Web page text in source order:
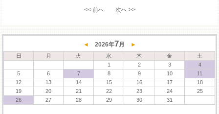
<< 前へ 次へ >>
◄ 2026年7月 ►
日 月 火 水 木 金
土
1
2 3
4
5
6 7 8 9 10
11
12
13 14 15 16 17
18
19
20 21 22 23 24
25
26
27 28 29 30 31